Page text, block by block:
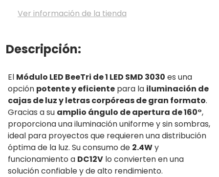
Ver información de la tienda
Descripción:
El Módulo LED BeeTri de 1 LED SMD 3030 es una
opción potente y eficiente para la iluminación de
cajas de luz y letras corpóreas de gran formato.
Gracias a su amplio ángulo de apertura de 160°,
proporciona una iluminación uniforme y sin sombras,
ideal para proyectos que requieren una distribución
óptima de la luz. Su consumo de 2.4Wy
funcionamiento a DC12V lo convierten en una
solución confiable y de alto rendimiento.